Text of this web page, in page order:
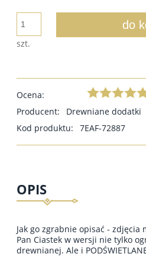
szt.
do
Ocena:
Producent:
Drewniane dodatki
Kod produktu:
7EAF-72887
OPIS
Jak go zgrabnie opisać - zdjęcia
Pan Ciastek w wersji nie tylko
drewnianej. Ale i